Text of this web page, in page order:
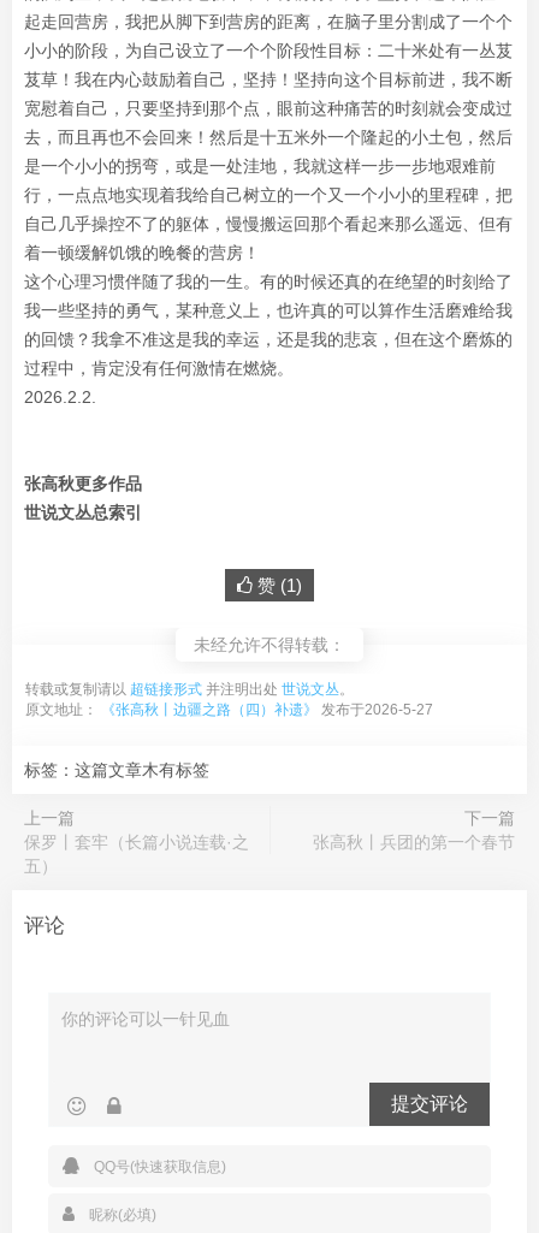
起走回营房，我把从脚下到营房的距离，在脑子里分割成了一个个
小小的阶段，为自己设立了一个个阶段性目标：二十米处有一丛芨
芨草！我在内心鼓励着自己，坚持！坚持向这个目标前进，我不断
宽慰着自己，只要坚持到那个点，眼前这种痛苦的时刻就会变成过
去，而且再也不会回来！然后是十五米外一个隆起的小土包，然后
是一个小小的拐弯，或是一处洼地，我就这样一步一步地艰难前
行，一点点地实现着我给自己树立的一个又一个小小的里程碑，把
自己几乎操控不了的躯体，慢慢搬运回那个看起来那么遥远、但有
着一顿缓解饥饿的晚餐的营房！
这个心理习惯伴随了我的一生。有的时候还真的在绝望的时刻给了
我一些坚持的勇气，某种意义上，也许真的可以算作生活磨难给我
的回馈？我拿不准这是我的幸运，还是我的悲哀，但在这个磨炼的
过程中，肯定没有任何激情在燃烧。
2026.2.2.
张高秋更多作品
世说文丛总索引
赞 (1)
未经允许不得转载：
转载或复制请以 超链接形式 并注明出处 世说文丛。
原文地址：
《张高秋丨边疆之路（四）补遗》 发布于2026-5-27
标签：这篇文章木有标签
上一篇
保罗丨套牢（长篇小说连载·之
五）
下一篇
张高秋丨兵团的第一个春节
评论
提交评论